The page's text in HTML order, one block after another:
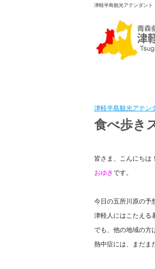
津軽半島観光アテンダント
津軽半島観光アテン
食べ歩き
皆さま、こんにちは！
おゆき です。
今日の五所川原の予
津軽人にはこたえる
でも、他の地域の方
熱中症には、まだま